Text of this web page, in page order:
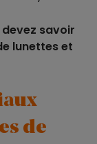
savoir
lunettes et
de